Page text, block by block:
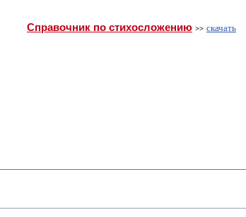
Справочник по стихосложению >> скачать